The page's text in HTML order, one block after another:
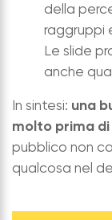
della
raggruppi
Le slide
anche
In sintesi: una
molto prima
pubblico non
qualcosa nel